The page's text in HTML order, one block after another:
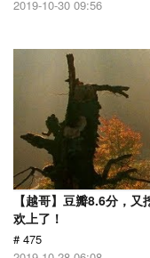
2019-10-30 09:56
【越哥】豆瓣8.6分，
欢上了！
# 475